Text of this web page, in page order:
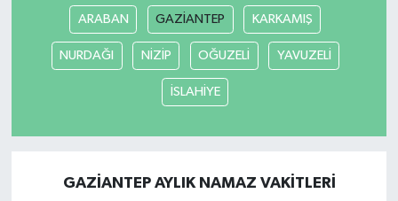
ARABAN GAZİANTEP KARKAMIŞ
NURDAĞI NİZİP OĞUZELİ YAVUZELİ
İSLAHİYE
GAZİANTEP AYLIK NAMAZ VAKITLERI
Tarihi Yapılarımız
Teknoloji
İletişim